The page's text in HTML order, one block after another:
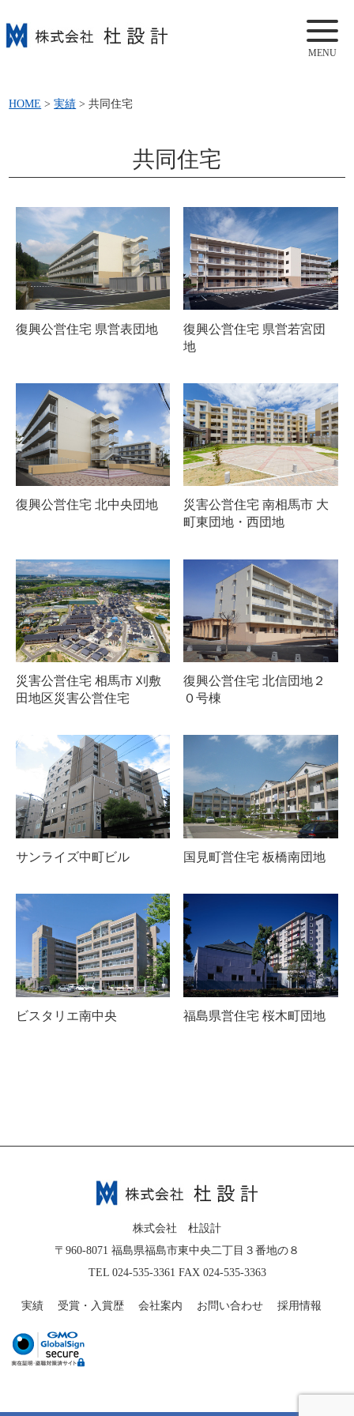
MENU
HOME >実績 >共同住宅
共同住宅
復興公営住宅 県営表団地
復興公営住宅 県営若宮団
地
復興公営住宅 北中央団地
災害公営住宅 南相馬市 大
町東団地・西団地
災害公営住宅 相馬市 刈敷
田地区災害公営住宅
復興公営住宅 北信団地２
０号棟
サンライズ中町ビル 国見町営住宅 板橋南団地
ビスタリエ南中央 福島県営住宅 桜木町団地
株式会社 杜設計
〒960-8071 福島県福島市東中央二丁目３番地の８
TEL 024-535-3361 FAX 024-535-3363
実績 受賞・入賞歴 会社案内 お問い合わせ 採用情報